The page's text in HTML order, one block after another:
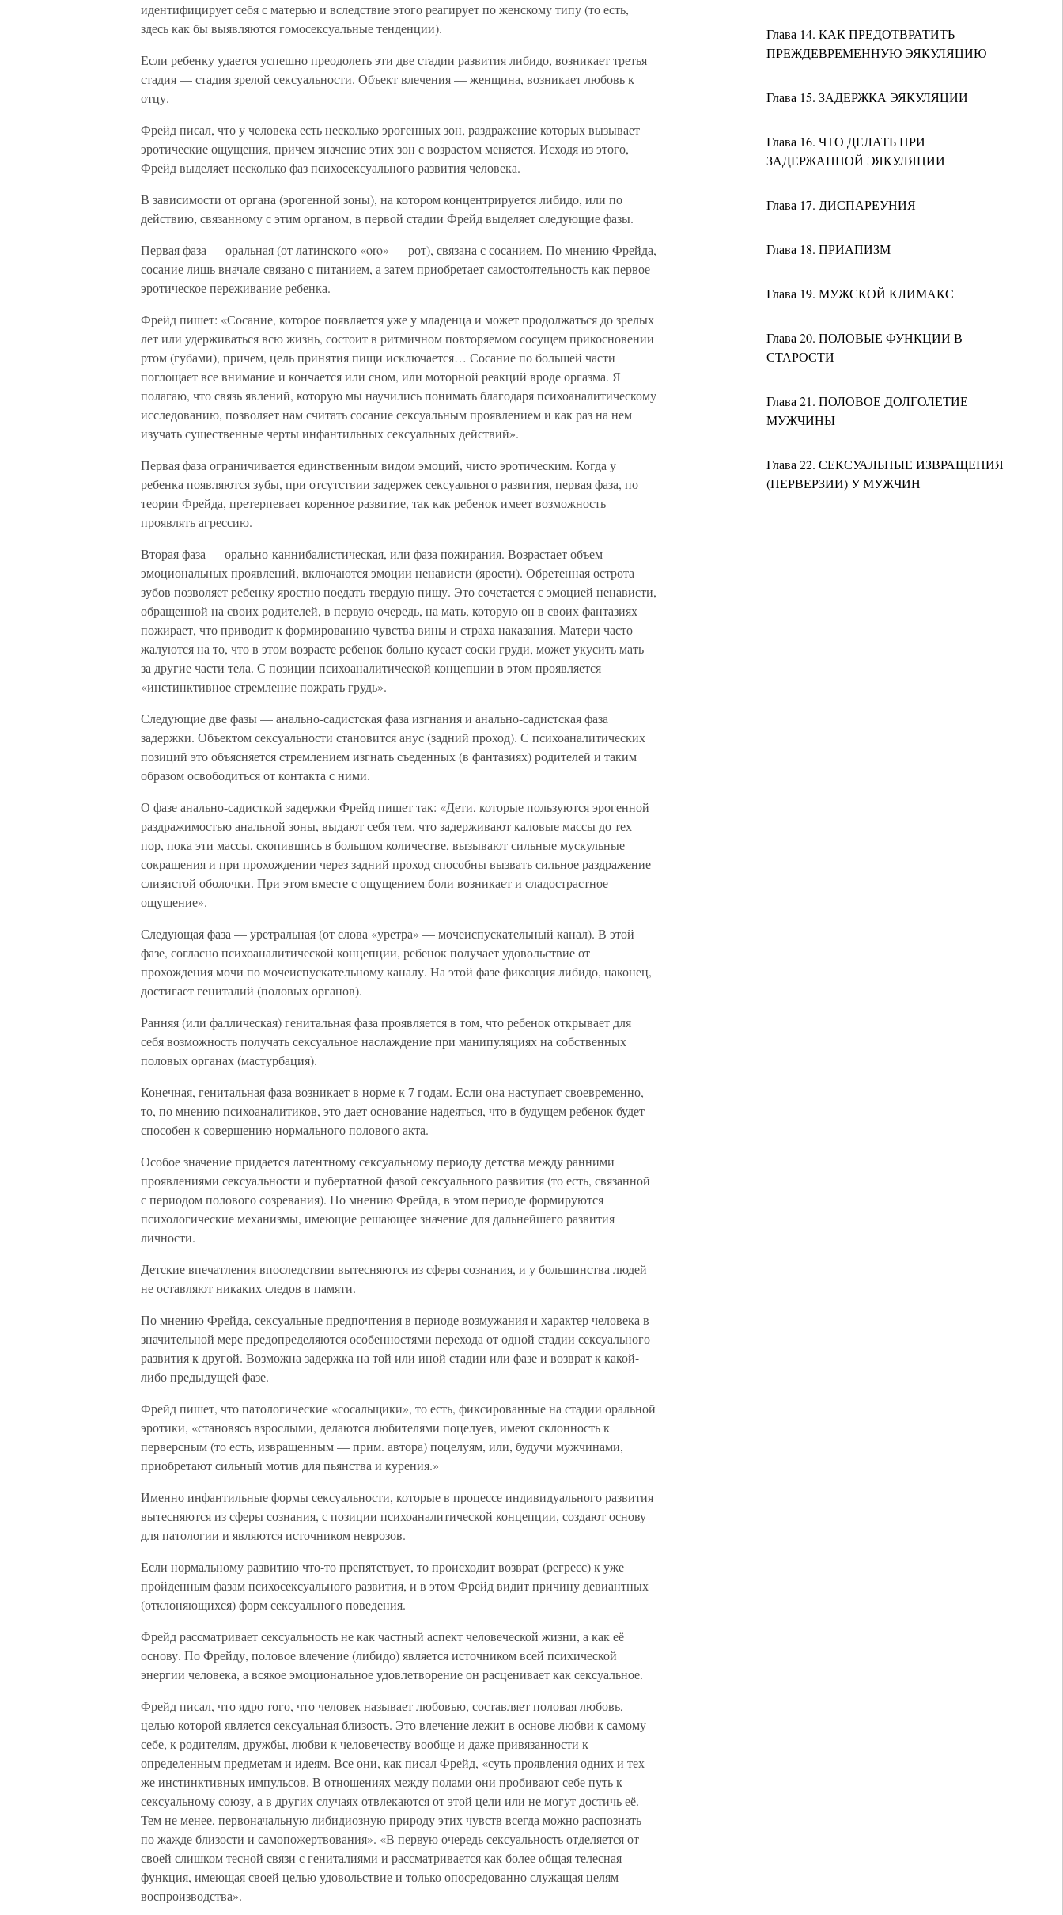
Глава 14. КАК ПРЕДОТВРАТИТЬ
ПРЕЖДЕВРЕМЕННУЮ ЭЯКУЛЯЦИЮ
Глава 15. ЗАДЕРЖКА ЭЯКУЛЯЦИИ
Глава 16. ЧТО ДЕЛАТЬ ПРИ
ЗАДЕРЖАННОЙ ЭЯКУЛЯЦИИ
Глава 17. ДИСПАРЕУНИЯ
Глава 18. ПРИАПИЗМ
Глава 19. МУЖСКОЙ КЛИМАКС
Глава 20. ПОЛОВЫЕ ФУНКЦИИ В
СТАРОСТИ
Глава 21. ПОЛОВОЕ ДОЛГОЛЕТИЕ
МУЖЧИНЫ
Глава 22. СЕКСУАЛЬНЫЕ ИЗВРАЩЕНИЯ
(ПЕРВЕРЗИИ) У МУЖЧИН
идентифицирует себя с матерью и вследствие этого реагирует по женскому типу (то есть,
здесь как бы выявляются гомосексуальные тенденции).
Если ребенку удается успешно преодолеть эти две стадии развития либидо, возникает третья
стадия — стадия зрелой сексуальности. Объект влечения — женщина, возникает любовь к
отцу.
Фрейд писал, что у человека есть несколько эрогенных зон, раздражение которых вызывает
эротические ощущения, причем значение этих зон с возрастом меняется. Исходя из этого,
Фрейд выделяет несколько фаз психосексуального развития человека.
В зависимости от органа (эрогенной зоны), на котором концентрируется либидо, или по
действию, связанному с этим органом, в первой стадии Фрейд выделяет следующие фазы.
Первая фаза — оральная (от латинского «oro» — рот), связана с сосанием. По мнению Фрейда,
сосание лишь вначале связано с питанием, а затем приобретает самостоятельность как первое
эротическое переживание ребенка.
Фрейд пишет: «Сосание, которое появляется уже у младенца и может продолжаться до зрелых
лет или удерживаться всю жизнь, состоит в ритмичном повторяемом сосущем прикосновении
ртом (губами), причем, цель принятия пищи исключается… Сосание по большей части
поглощает все внимание и кончается или сном, или моторной реакций вроде оргазма. Я
полагаю, что связь явлений, которую мы научились понимать благодаря психоаналитическому
исследованию, позволяет нам считать сосание сексуальным проявлением и как раз на нем
изучать существенные черты инфантильных сексуальных действий».
Первая фаза ограничивается единственным видом эмоций, чисто эротическим. Когда у
ребенка появляются зубы, при отсутствии задержек сексуального развития, первая фаза, по
теории Фрейда, претерпевает коренное развитие, так как ребенок имеет возможность
проявлять агрессию.
Вторая фаза — орально-каннибалистическая, или фаза пожирания. Возрастает объем
эмоциональных проявлений, включаются эмоции ненависти (ярости). Обретенная острота
зубов позволяет ребенку яростно поедать твердую пищу. Это сочетается с эмоцией ненависти,
обращенной на своих родителей, в первую очередь, на мать, которую он в своих фантазиях
пожирает, что приводит к формированию чувства вины и страха наказания. Матери часто
жалуются на то, что в этом возрасте ребенок больно кусает соски груди, может укусить мать
за другие части тела. С позиции психоаналитической концепции в этом проявляется
«инстинктивное стремление пожрать грудь».
Следующие две фазы — анально-садистская фаза изгнания и анально-садистская фаза
задержки. Объектом сексуальности становится анус (задний проход). С психоаналитических
позиций это объясняется стремлением изгнать съеденных (в фантазиях) родителей и таким
образом освободиться от контакта с ними.
О фазе анально-садисткой задержки Фрейд пишет так: «Дети, которые пользуются эрогенной
раздражимостью анальной зоны, выдают себя тем, что задерживают каловые массы до тех
пор, пока эти массы, скопившись в большом количестве, вызывают сильные мускульные
сокращения и при прохождении через задний проход способны вызвать сильное раздражение
слизистой оболочки. При этом вместе с ощущением боли возникает и сладострастное
ощущение».
Следующая фаза — уретральная (от слова «уретра» — мочеиспускательный канал). В этой
фазе, согласно психоаналитической концепции, ребенок получает удовольствие от
прохождения мочи по мочеиспускательному каналу. На этой фазе фиксация либидо, наконец,
достигает гениталий (половых органов).
Ранняя (или фаллическая) генитальная фаза проявляется в том, что ребенок открывает для
себя возможность получать сексуальное наслаждение при манипуляциях на собственных
половых органах (мастурбация).
Конечная, генитальная фаза возникает в норме к 7 годам. Если она наступает своевременно,
то, по мнению психоаналитиков, это дает основание надеяться, что в будущем ребенок будет
способен к совершению нормального полового акта.
Особое значение придается латентному сексуальному периоду детства между ранними
проявлениями сексуальности и пубертатной фазой сексуального развития (то есть, связанной
с периодом полового созревания). По мнению Фрейда, в этом периоде формируются
психологические механизмы, имеющие решающее значение для дальнейшего развития
личности.
Детские впечатления впоследствии вытесняются из сферы сознания, и у большинства людей
не оставляют никаких следов в памяти.
По мнению Фрейда, сексуальные предпочтения в периоде возмужания и характер человека в
значительной мере предопределяются особенностями перехода от одной стадии сексуального
развития к другой. Возможна задержка на той или иной стадии или фазе и возврат к какой-
либо предыдущей фазе.
Фрейд пишет, что патологические «сосальщики», то есть, фиксированные на стадии оральной
эротики, «становясь взрослыми, делаются любителями поцелуев, имеют склонность к
перверсным (то есть, извращенным — прим. автора) поцелуям, или, будучи мужчинами,
приобретают сильный мотив для пьянства и курения.»
Именно инфантильные формы сексуальности, которые в процессе индивидуального развития
вытесняются из сферы сознания, с позиции психоаналитической концепции, создают основу
для патологии и являются источником неврозов.
Если нормальному развитию что-то препятствует, то происходит возврат (регресс) к уже
пройденным фазам психосексуального развития, и в этом Фрейд видит причину девиантных
(отклоняющихся) форм сексуального поведения.
Фрейд рассматривает сексуальность не как частный аспект человеческой жизни, а как её
основу. По Фрейду, половое влечение (либидо) является источником всей психической
энергии человека, а всякое эмоциональное удовлетворение он расценивает как сексуальное.
Фрейд писал, что ядро того, что человек называет любовью, составляет половая любовь,
целью которой является сексуальная близость. Это влечение лежит в основе любви к самому
себе, к родителям, дружбы, любви к человечеству вообще и даже привязанности к
определенным предметам и идеям. Все они, как писал Фрейд, «суть проявления одних и тех
же инстинктивных импульсов. В отношениях между полами они пробивают себе путь к
сексуальному союзу, а в других случаях отвлекаются от этой цели или не могут достичь её.
Тем не менее, первоначальную либидиозную природу этих чувств всегда можно распознать
по жажде близости и самопожертвования». «В первую очередь сексуальность отделяется от
своей слишком тесной связи с гениталиями и рассматривается как более общая телесная
функция, имеющая своей целью удовольствие и только опосредованно служащая целям
воспроизводства».